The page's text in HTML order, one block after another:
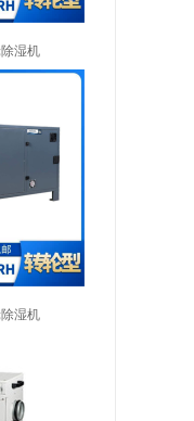
湿机
湿机